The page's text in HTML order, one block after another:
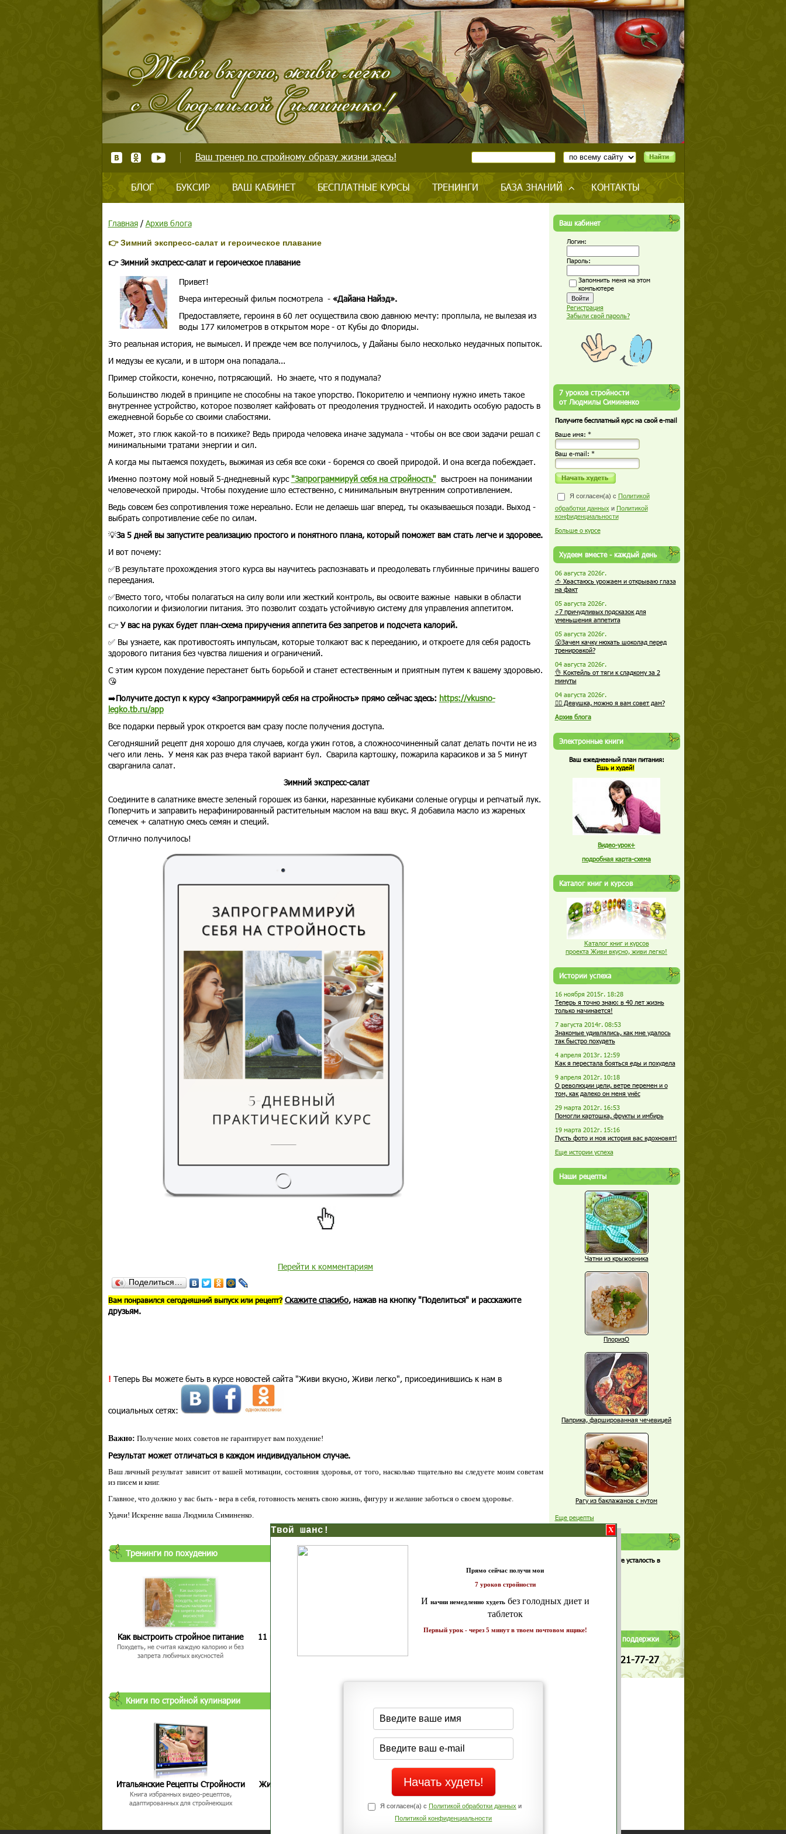
Ваш тренер по стройному образу жизни здесь!
БЛОГ БУКСИР ВАШ КАБИНЕТ БЕСПЛАТНЫЕ КУРСЫ ТРЕНИНГИ БАЗА ЗНАНИЙ КОНТАКТЫ
Главная/ Архив блога
👉 Зимний экспресс-салат и героическое плавание
👉 Зимний экспресс-салат и героическое плавание
Привет!
Вчера интересный фильм посмотрела - «Дайана Найэд».
Предоставляете, героиня в 60 лет осуществила свою давнюю мечту: проплыла, не вылезая из
воды 177 километров в открытом море - от Кубы до Флориды.
Это реальная история, не вымысел. И прежде чем все получилось, у Дайаны было несколько неудачных попыток.
И медузы ее кусали, и в шторм она попадала...
Пример стойкости, конечно, потрясающий. Но знаете, что я подумала?
Большинство людей в принципе не способны на такое упорство. Покорителю и чемпиону нужно иметь такое
внутреннее устройство, которое позволяет кайфовать от преодоления трудностей. И находить особую радость в
ежедневной борьбе со своими слабостями.
Может, это глюк какой-то в психике? Ведь природа человека иначе задумала - чтобы он все свои задачи решал с
минимальными тратами энергии и сил.
А когда мы пытаемся похудеть, выжимая из себя все соки - боремся со своей природой. И она всегда побеждает.
Именно поэтому мой новый 5-днедневный курс"Запрограммируй себя на стройность" выстроен на понимании
человеческой природы. Чтобы похудение шло естественно, с минимальным внутренним сопротивлением.
Ведь совсем без сопротивления тоже нереально. Если не делаешь шаг вперед, ты оказываешься позади. Выход -
выбрать сопротивление себе по силам.
💡За 5 дней вы запустите реализацию простого и понятного плана, который поможет вам стать легче и здоровее.
И вот почему:
✅В результате прохождения этого курса вы научитесь распознавать и преодолевать глубинные причины вашего
переедания.
✅Вместо того, чтобы полагаться на силу воли или жесткий контроль, вы освоите важные навыки в области
психологии и физиологии питания. Это позволит создать устойчивую систему для управления аппетитом.
👉 У вас на руках будет план-схема приручения аппетита без запретов и подсчета калорий.
✅ Вы узнаете, как противостоять импульсам, которые толкают вас к перееданию, и откроете для себя радость
здорового питания без чувства лишения и ограничений.
С этим курсом похудение перестанет быть борьбой и станет естественным и приятным путем к вашему здоровью.
😘
➡️Получите доступ к курсу «Запрограммируй себя на стройность» прямо сейчас здесь: https://vkusno-
legko.tb.ru/app
Все подарки первый урок откроется вам сразу после получения доступа.
Сегодняшний рецепт дня хорошо для случаев, когда ужин готов, а сложносочиненный салат делать почти не из
чего или лень. У меня как раз вчера такой вариант бул. Сварила картошку, пожарила карасиков и за 5 минут
сварганила салат.
Зимний экспресс-салат
Соедините в салатнике вместе зеленый горошек из банки, нарезанные кубиками соленые огурцы и репчатый лук.
Поперчить и заправить нерафинированный растительным маслом на ваш вкус. Я добавила масло из жареных
семечек + салатную смесь семян и специй.
Отлично получилось!
Перейти к комментариям
Поделиться…
Вам понравился сегодняшний выпуск или рецепт? Скажите спасибо, нажав на кнопку "Поделиться" и расскажите
друзьям.
! Теперь Вы можете быть в курсе новостей сайта "Живи вкусно, Живи легко", присоединившись к нам в
социальных сетях:
Важно: Получение моих советов не гарантирует вам похудение!
Результат может отличаться в каждом индивидуальном случае.
Ваш личный результат зависит от вашей мотивации, состояния здоровья, от того, насколько тщательно вы следуете моим советам
из писем и книг.
Главное, что должно у вас быть - вера в себя, готовность менять свою жизнь, фигуру и желание заботься о своем здоровье.
Удачи! Искренне ваша Людмила Симиненко.
Тренинги по похудению
Как выстроить стройное питание
Похудеть, не считая каждую калорию и без
запрета любимых вкусностей
11 каратов стройности для занятых
Простая система похудения
Как запустить жиросжигание за 7
Книги по стройной кулинарии
Итальянские Рецепты Стройности
Книга избранных видео-рецептов,
адаптированных для стройнеющих
Жиросжигающие меню стройности Экспресс-рецепты для худеющих
Экономьте время и Стройнейте Вкусно!
Ваш кабинет
Логин:
Пароль:
Запомнить меня на этом
компьютере
Регистрация
Забыли свой пароль?
7 уроков стройности
от Людмилы Симиненко
Получите бесплатный курс на свой e-mail
Ваше имя: *
Ваш е-mail: *
Я согласен(а) с Политикой
обработки данных и Политикой
конфиденциальности
Больше о курсе
Худеем вместе - каждый день
06 августа 2026г.
🍅 Хвастаюсь урожаем и открываю глаза
на факт
05 августа 2026г.
⚡7 причудливых подсказок для
уменьшения аппетита
05 августа 2026г.
😮Зачем качку нюхать шоколад перед
тренировкой?
04 августа 2026г.
👌 Коктейль от тяги к сладкому за 2
минуты
04 августа 2026г.
🏋️‍♀️ Девушка, можно я вам совет дам?
Архив блога
Электронные книги
Ваш ежедневный план питания:
Ешь и худей!
Видео-урок+
подробная карта-схема
Каталог книг и курсов
Каталог книг и курсов
проекта Живи вкусно, живи легко!
Истории успеха
16 ноября 2015г. 18:28
Теперь я точно знаю: в 40 лет жизнь
только начинается!
7 августа 2014г. 08:53
Знакомые удивлялись, как мне удалось
так быстро похудеть
4 апреля 2013г. 12:59
Как я перестала бояться еды и похудела
9 апреля 2012г. 10:18
О революции цели, ветре перемен и о
том, как далеко он меня унёс
29 марта 2012г. 16:53
Помогли картошка, фрукты и имбирь
19 марта 2012г. 15:16
Пусть фото и моя история вас вдохновят!
Еще истории успеха
Наши рецепты
Чатни из крыжовника
ПлоризО
Паприка, фаршированная чечевицей
Рагу из баклажанов с нутом
Еще рецепты
Часто ли вы чувствуете усталость в
Нет
Телефоны службы поддержки
+7 (909) 421-77-27
Твой шанс!
Прямо сейчас получи мои
7 уроков стройности
начни немедленно худетьбез голодных диет и
Первый урок - через 5 минут в твоем почтовом ящике!
Я согласен(а) с Политикой обработки данныхи
Политикой конфиденциальности